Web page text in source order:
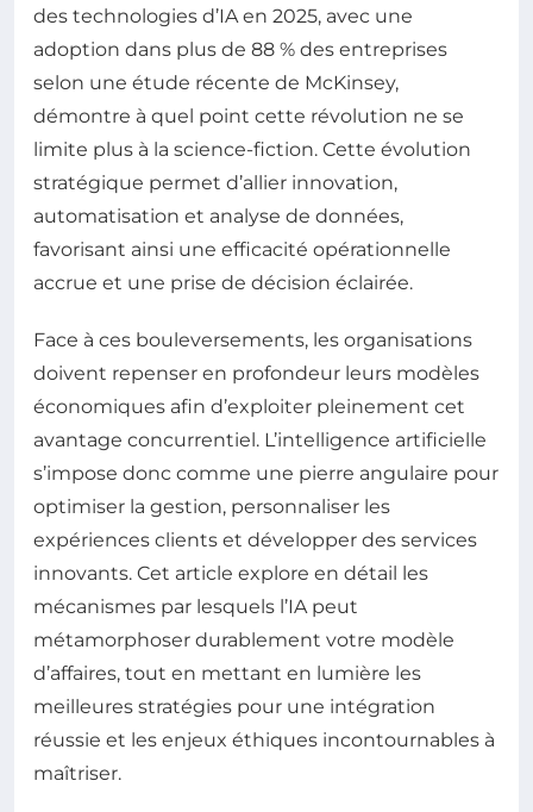
des technologies d’IA en 2025, avec une
adoption dans plus de 88 % des entreprises
selon une étude récente de McKinsey,
démontre à quel point cette révolution ne se
limite plus à la science-fiction. Cette évolution
stratégique permet d’allier innovation,
automatisation et analyse de données,
favorisant ainsi une efficacité opérationnelle
accrue et une prise de décision éclairée.
Face à ces bouleversements, les organisations
doivent repenser en profondeur leurs modèles
économiques afin d’exploiter pleinement cet
avantage concurrentiel. L’intelligence artificielle
s’impose donc comme une pierre angulaire pour
optimiser la gestion, personnaliser les
expériences clients et développer des services
innovants. Cet article explore en détail les
mécanismes par lesquels l’IA peut
métamorphoser durablement votre modèle
d’affaires, tout en mettant en lumière les
meilleures stratégies pour une intégration
réussie et les enjeux éthiques incontournables à
maîtriser.